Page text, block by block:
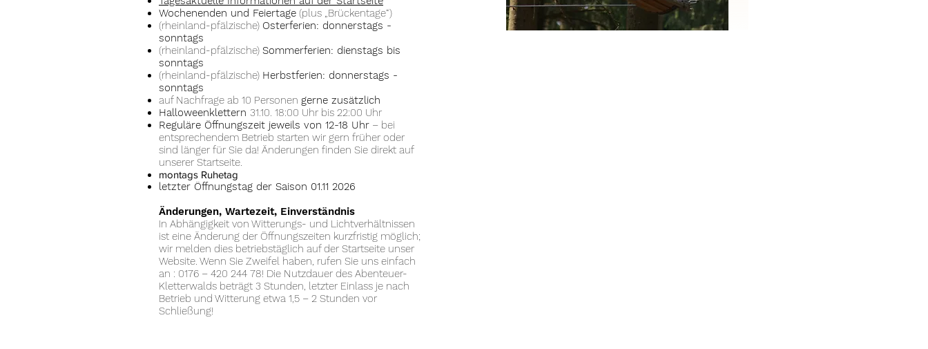
Wochenenden und Feiertage (plus „Brückentage“)
(rheinland-pfälzische) Osterferien: donnerstags -
sonntags
(rheinland-pfälzische) Sommerferien: dienstags bis
sonntags
(rheinland-pfälzische) Herbstferien: donnerstags -
sonntags
auf Nachfrage ab 10 Personen gerne zusätzlich
Halloweenklettern 31.10. 18:00 Uhr bis 22:00 Uhr
Reguläre Öffnungszeit jeweils von 12-18 Uhr – bei
entsprechendem Betrieb starten wir gern früher oder
sind länger für Sie da! Änderungen finden Sie direkt auf
unserer Startseite.
montags Ruhetag
letzter Öffnungstag der Saison 01.11 2026
Änderungen, Wartezeit, Einverständnis
In Abhängigkeit von Witterungs- und Lichtverhältnissen
ist eine Änderung der Öffnungszeiten kurzfristig möglich;
wir melden dies betriebstäglich auf der Startseite unser
Website. Wenn Sie Zweifel haben, rufen Sie uns einfach
an : 0176 – 420 244 78! Die Nutzdauer des Abenteuer-
Kletterwalds beträgt 3 Stunden, letzter Einlass je nach
Betrieb und Witterung etwa 1,5 – 2 Stunden vor
Schließung!